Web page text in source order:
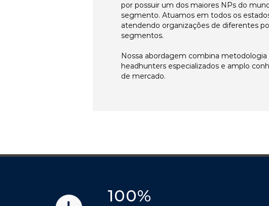
por possuir um dos maiores NPs do
segmento. Atuamos em todos os
atendendo organizações de diferentes
segmentos.
Nossa abordagem combina metodologia
headhunters especializados e amplo
de mercado.
100%